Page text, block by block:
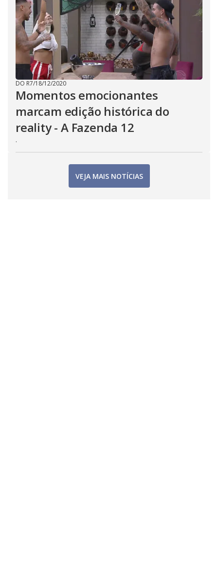
DO R7/18/12/2020
Momentos emocionantes
marcam edição histórica do
reality - A Fazenda 12
.
VEJA MAIS NOTÍCIAS